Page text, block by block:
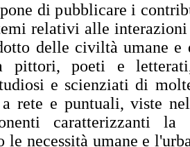
di pubblicare i
relativi alle
delle civiltà umane e
pittori, poeti e
e scienziati di
rete e puntuali, viste
caratterizzanti
le necessità umane e